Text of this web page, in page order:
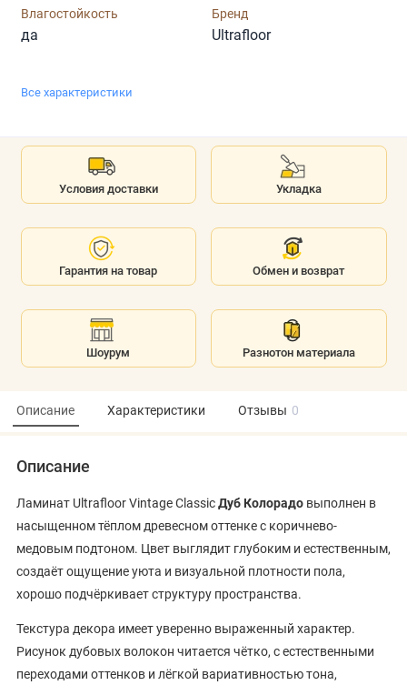
Влагостойкость
да
Бренд
Ultrafloor
Все характеристики
Условия доставки Укладка
Гарантия на товар Обмен и возврат
Шоурум Разнотон материала
Описание Характеристики Отзывы 0
Описание
Ламинат Ultrafloor Vintage ClassicДуб Колорадо выполнен в
насыщенном тёплом древесном оттенке с коричнево-
медовым подтоном. Цвет выглядит глубоким и естественным,
создаёт ощущение уюта и визуальной плотности пола,
хорошо подчёркивает структуру пространства.
Текстура декора имеет уверенно выраженный характер.
Рисунок дубовых волокон читается чётко, с естественными
переходами оттенков и лёгкой вариативностью тона,